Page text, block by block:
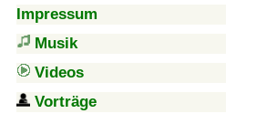
Impressum
Musik
Videos
Vorträge